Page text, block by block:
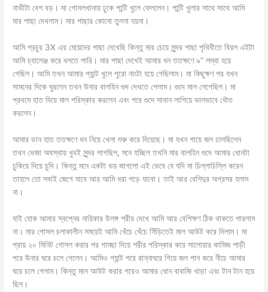
নাভীটা বেশ বড়। মা গোসলখানায় ঢুকে পান্টি খুলে ফেললেন। পান্টি খুলার সাথে সাথে আমি
মার পাছা দেখলাম। মার পাছার কোনো তুলনা হয়না।
আমি প্রচুর 3X এর মেয়েদের পাছা দেখেছি কিন্তু মার চেয়ে সুন্দর পাছা পৃথিবীতে বিরল এইটা
আমি চ্যালেঞ্জ করে বলতে পারি। মার পাছা দেখেই আমার ধন ততক্ষণে ৯” লম্বা হয়ে
গেছিল। আমি তখন আমার প্যান্ট খুলে পুরো নাংটা হয়ে গেছিলাম। মা কিছুক্ষণ পর যখন
সামনের দিকে ঘুরলেন তখন উনার বালহিন গুদ দেখতে পেলাম। গুদে মাল লেগেছিল। মা
প্রথমে হাত দিয়ে মাল পরিস্কার করলেন এবং পরে গুদে সাবান লাগিয়ে ভালভাবে ধৌত
করলেন।
আমার ডান হাত ততক্ষণে ধন নিয়ে খেলা শুরু করে দিয়েছে। মা যখন গায়ে জল ঢালছিলেন
তখন ভেজা অবস্থায় খুবই সুন্দর লাগছিল, মনে হচ্ছিল তখনি মার বালহিন গুদে আমার ধোনটা
ঢুকিয়ে দিয়ে চুদি। কিন্তু মনে একটা ভয় জাগলো এই ভেবে যে যদি মা চিল্লাচিল্লি করেন
তাহলে তো সবাই জেগে যাবে আর আমি ধরা পড়ে যাবো। তাই আর বেশিদুর অগ্রসর হলাম
না।
যাই হোক আমার স্বপ্নের নায়িকার উলঙ্গ শরীর দেখে আমি আর বেশিক্ষণ ঠিক থাকতে পারলাম
না। মার গোসল চলাকালীন সময়েই আমি খেঁচে খেঁচে সিঁড়িতেই মাল আউট করে দিলাম। মা
প্রায় ২০ মিনিট গোসল করার পর গামছা দিয়ে শরীর পরিস্কার করে সালোয়ার কামিজ শাড়ী
পরে উনার ঘরে চলে গেলেন। আমিও প্যান্ট পরে রান্নাঘরে গিয়ে জল পান করে নীচে আমার
ঘরে চলে গেলাম। কিন্তু মাল আউট করার পরেও আমার ধোন বাবাজি খাড়া এবং টান টান হয়ে
ছিল।